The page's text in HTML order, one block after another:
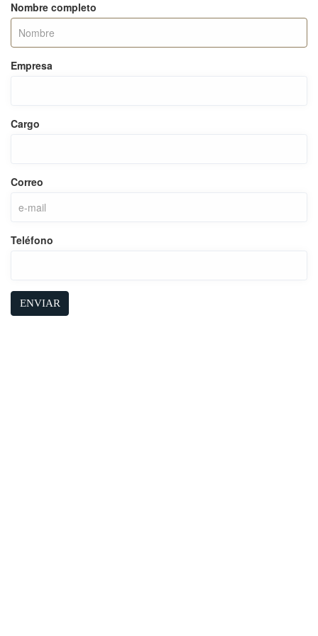
Nombre completo
Empresa
Cargo
Correo
Teléfono
ENVIAR